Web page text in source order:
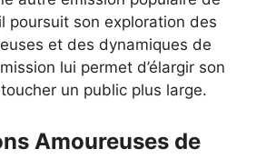
poursuit son exploration des
et des dynamiques de
lui permet d’élargir son
un public plus large.
Amoureuses de